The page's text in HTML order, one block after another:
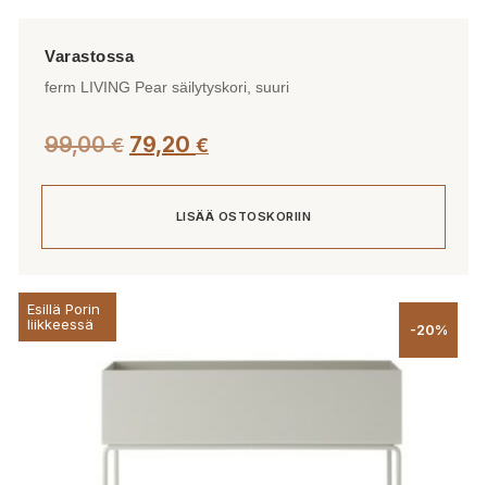
ferm LIVING Pear säilytyskori, suuri
99,00€ 79,20 €
LISÄÄ OSTOSKORIIN
Esillä Porin
liikkeessä
-20%